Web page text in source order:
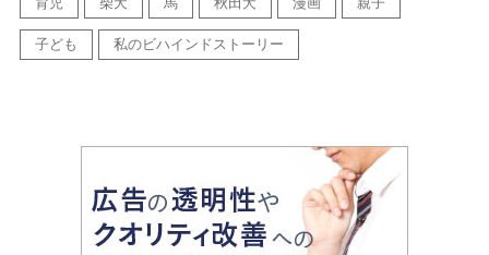
子ども 私のビハインドストーリー